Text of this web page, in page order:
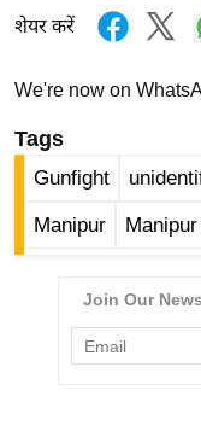
ख्सि
त
ग
इं
या
शेयर करें
We're now on
Tags
Gunfight
Manipur